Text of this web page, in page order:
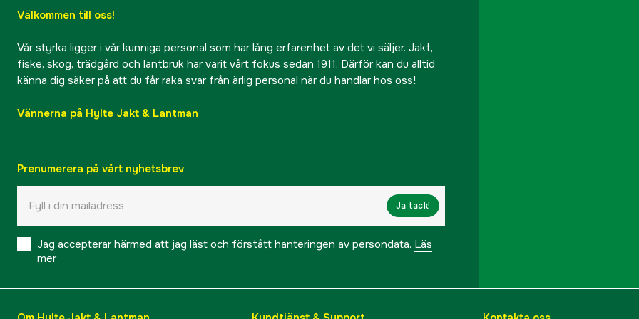
Välkommen till oss!
Vår styrka ligger i vår kunniga personal som har lång erfarenhet av det vi säljer. Jakt,
fiske, skog, trädgård och lantbruk har varit vårt fokus sedan 1911. Därför kan du alltid
känna dig säker på att du får raka svar från ärlig personal när du handlar hos oss!
Vännerna på Hylte Jakt & Lantman
Prenumerera på vårt nyhetsbrev
Ja tack!
Jag accepterar härmed att jag läst och förstått hanteringen av persondata. Läs
mer